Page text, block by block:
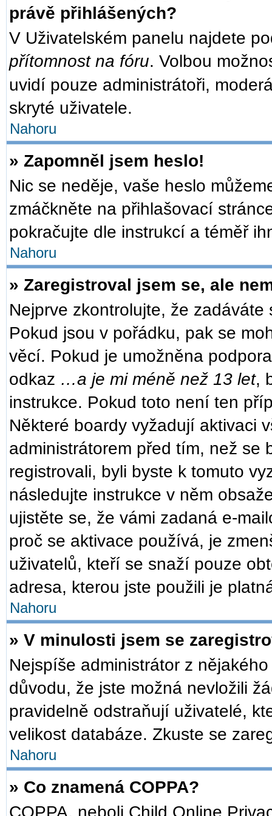
právě přihlášených?
V Uživatelském panelu najdete
přítomnost na fóru. Volbou
uvidí pouze administrátoři,
skryté uživatele.
Nahoru
» Zapomněl jsem heslo!
Nic se neděje, vaše heslo
zmáčkněte na přihlašovací
pokračujte dle instrukcí a téměř
Nahoru
» Zaregistroval jsem se, ale
Nejprve zkontrolujte, že
Pokud jsou v pořádku, pak se
věcí. Pokud je umožněna
odkaz …a je mi méně než 13 let,
instrukce. Pokud toto není ten
Některé boardy vyžadují aktivaci
administrátorem před tím, než se
registrovali, byli byste k tomuto
následujte instrukce v něm
ujistěte se, že vámi zadaná e-
proč se aktivace používá, je
uživatelů, kteří se snaží pouze
adresa, kterou jste použili je
Nahoru
» V minulosti jsem se
Nejspíše administrátor z
důvodu, že jste možná nevložili
pravidelně odstraňují uživatelé,
velikost databáze. Zkuste se
Nahoru
» Co znamená COPPA?
COPPA, neboli Child Online